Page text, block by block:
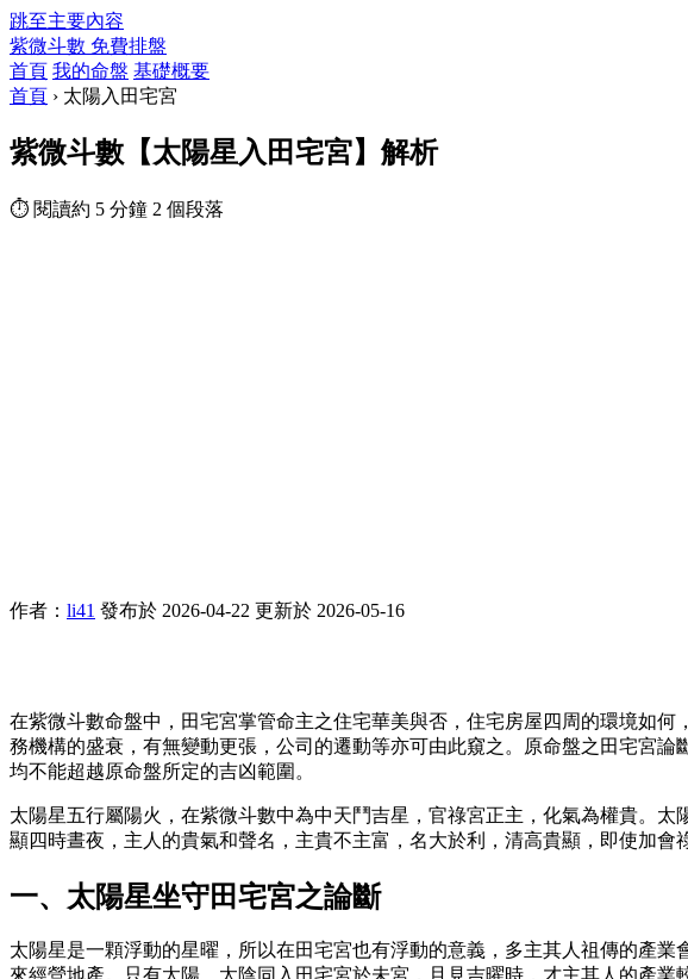
跳至主要內容
紫微斗數 免費排盤
首頁 我的命盤 基礎概要
首頁 › 太陽入田宅宮
紫微斗數【太陽星入田宅宮】解析
⏱ 閱讀約 5 分鐘 2 個段落
作者： li41 發布於 2026-04-22 更新於 2026-05-16
在紫微斗數命盤中，田宅宮掌管命主之住宅華美與否，住宅房屋四周的環境如
務機構的盛衰，有無變動更張，公司的遷動等亦可由此窺之。原命盤之田宅宮
均不能超越原命盤所定的吉凶範圍。
太陽星五行屬陽火，在紫微斗數中為中天鬥吉星，官祿宮正主，化氣為權貴。
顯四時晝夜，主人的貴氣和聲名，主貴不主富，名大於利，清高貴顯，即使加會
一、太陽星坐守田宅宮之論斷
太陽星是一顆浮動的星曜，所以在田宅宮也有浮動的意義，多主其人祖傳的產